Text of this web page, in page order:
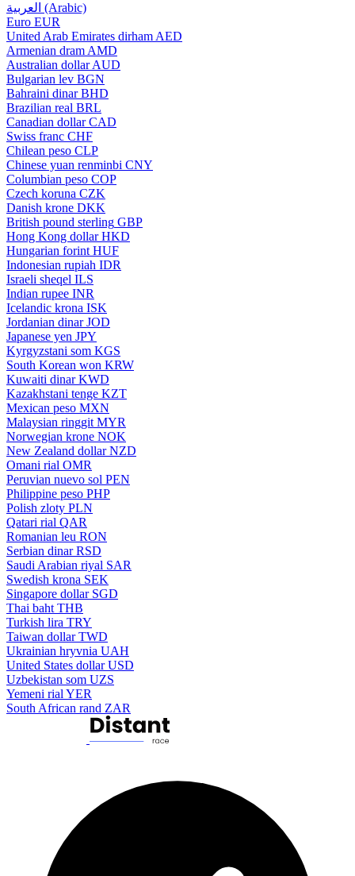
العربية (Arabic)
Euro EUR
United Arab Emirates dirham AED
Armenian dram AMD
Australian dollar AUD
Bulgarian lev BGN
Bahraini dinar BHD
Brazilian real BRL
Canadian dollar CAD
Swiss franc CHF
Chilean peso CLP
Chinese yuan renminbi CNY
Columbian peso COP
Czech koruna CZK
Danish krone DKK
British pound sterling GBP
Hong Kong dollar HKD
Hungarian forint HUF
Indonesian rupiah IDR
Israeli sheqel ILS
Indian rupee INR
Icelandic krona ISK
Jordanian dinar JOD
Japanese yen JPY
Kyrgyzstani som KGS
South Korean won KRW
Kuwaiti dinar KWD
Kazakhstani tenge KZT
Mexican peso MXN
Malaysian ringgit MYR
Norwegian krone NOK
New Zealand dollar NZD
Omani rial OMR
Peruvian nuevo sol PEN
Philippine peso PHP
Polish zloty PLN
Qatari rial QAR
Romanian leu RON
Serbian dinar RSD
Saudi Arabian riyal SAR
Swedish krona SEK
Singapore dollar SGD
Thai baht THB
Turkish lira TRY
Taiwan dollar TWD
Ukrainian hryvnia UAH
United States dollar USD
Uzbekistan som UZS
Yemeni rial YER
South African rand ZAR